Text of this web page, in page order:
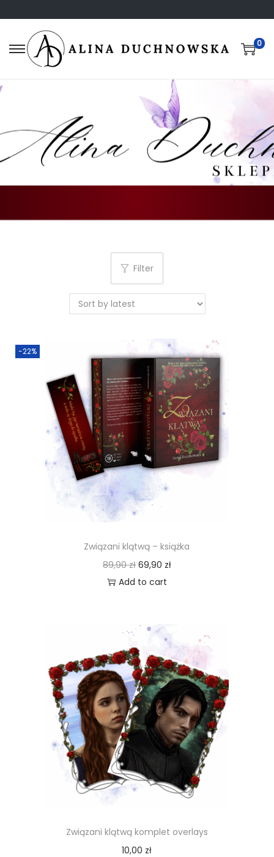
0
Filter
-22%
Związani klątwą – książka
89,90zł 69,90 zł
Add to cart
Związani klątwą komplet overlays
10,00 zł